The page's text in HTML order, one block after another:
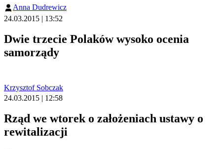
Anna Dudrewicz
24.03.2015 | 13:52
Dwie trzecie Polaków wysoko ocenia
samorządy
Krzysztof Sobczak
24.03.2015 | 12:58
Rząd we wtorek o założeniach ustawy o
rewitalizacji